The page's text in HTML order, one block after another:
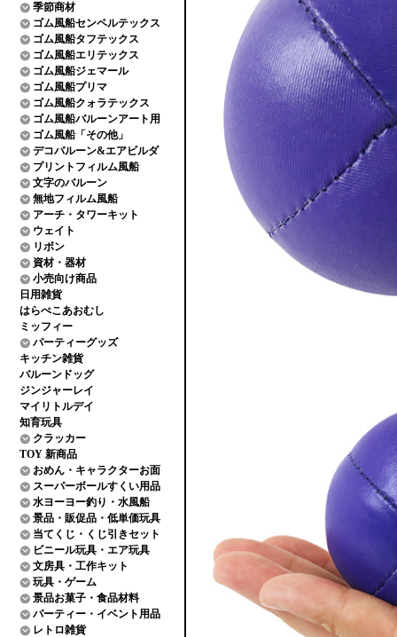
季節商材
ゴム風船センペルテックス
ゴム風船タフテックス
ゴム風船エリテックス
ゴム風船ジェマール
ゴム風船プリマ
ゴム風船クォラテックス
ゴム風船バルーンアート用
ゴム風船「その他」
デコバルーン&エアビルダ
プリントフィルム風船
文字のバルーン
無地フィルム風船
アーチ・タワーキット
ウェイト
リボン
資材・器材
小売向け商品
日用雑貨
はらぺこあおむし
ミッフィー
パーティーグッズ
キッチン雑貨
バルーンドッグ
ジンジャーレイ
マイリトルデイ
知育玩具
クラッカー
TOY 新商品
おめん・キャラクターお面
スーパーボールすくい用品
水ヨーヨー釣り・水風船
景品・販促品・低単価玩具
当てくじ・くじ引きセット
ビニール玩具・エア玩具
文房具・工作キット
玩具・ゲーム
景品お菓子・食品材料
パーティー・イベント用品
レトロ雑貨